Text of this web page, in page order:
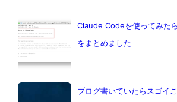
Claude Codeを使ってみた
をまとめました
ブログ書いていたらスゴイ